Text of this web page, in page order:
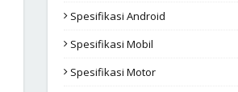
Spesifikasi Android
Spesifikasi Mobil
Spesifikasi Motor